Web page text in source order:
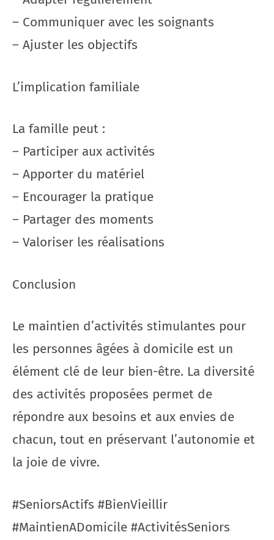
– Communiquer avec les soignants
– Ajuster les objectifs
L’implication familiale
La famille peut :
– Participer aux activités
– Apporter du matériel
– Encourager la pratique
– Partager des moments
– Valoriser les réalisations
Conclusion
Le maintien d’activités stimulantes pour
les personnes âgées à domicile est un
élément clé de leur bien-être. La diversité
des activités proposées permet de
répondre aux besoins et aux envies de
chacun, tout en préservant l’autonomie et
la joie de vivre.
#SeniorsActifs #BienVieillir
#MaintienADomicile #ActivitésSeniors